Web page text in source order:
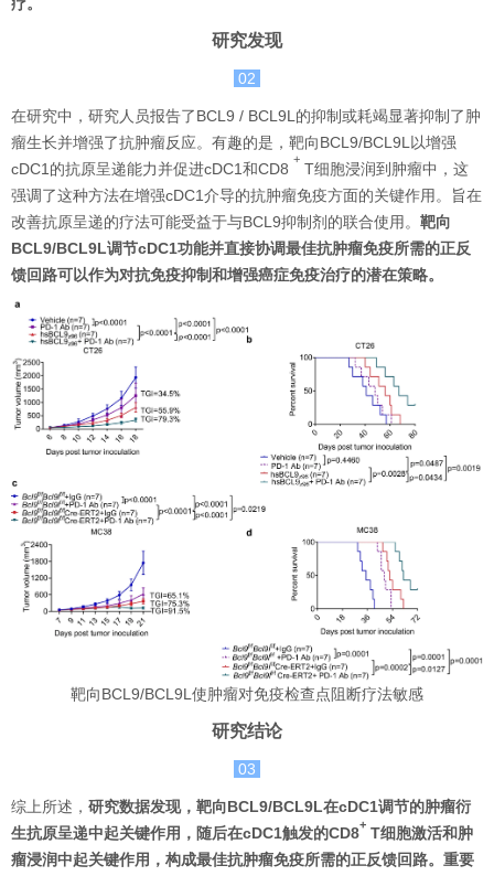
研究发现
02
在研究中，研究人员报告了BCL9 / BCL9L的抑制或耗竭显著抑制了肿
瘤生长并增强了抗肿瘤反应。有趣的是，靶向BCL9/BCL9L以增强
cDC1的抗原呈递能力并促进cDC1和CD8
+
T细胞浸润到肿瘤中，这
强调了这种方法在增强cDC1介导的抗肿瘤免疫方面的关键作用。旨在
改善抗原呈递的疗法可能受益于与BCL9抑制剂的联合使用。 靶向
BCL9/BCL9L调节cDC1功能并直接协调最佳抗肿瘤免疫所需的正反
馈回路可以作为对抗免疫抑制和增强癌症免疫治疗的潜在策略。
靶向BCL9/BCL9L使肿瘤对免疫检查点阻断疗法敏感
研究结论
03
综上所述， 研究数据发现，靶向BCL9/BCL9L在cDC1调节的肿瘤衍
生抗原呈递中起关键作用，随后在cDC1触发的CD8
+
T细胞激活和肿
瘤浸润中起关键作用，构成最佳抗肿瘤免疫所需的正反馈回路。重要